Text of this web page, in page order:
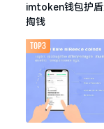
imtoken钱包护
掏钱
TOP3